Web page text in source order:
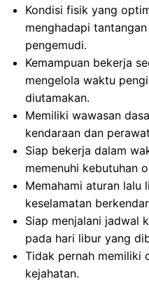
Kondisi fisik yang
menghadapi
pengemudi.
Kemampuan bekerja
mengelola waktu
diutamakan.
Memiliki wawasan
kendaraan dan
Siap bekerja dalam
memenuhi kebutuhan
Memahami aturan lalu
keselamatan
Siap menjalani jadwal
pada hari libur yang
Tidak pernah memiliki
kejahatan.